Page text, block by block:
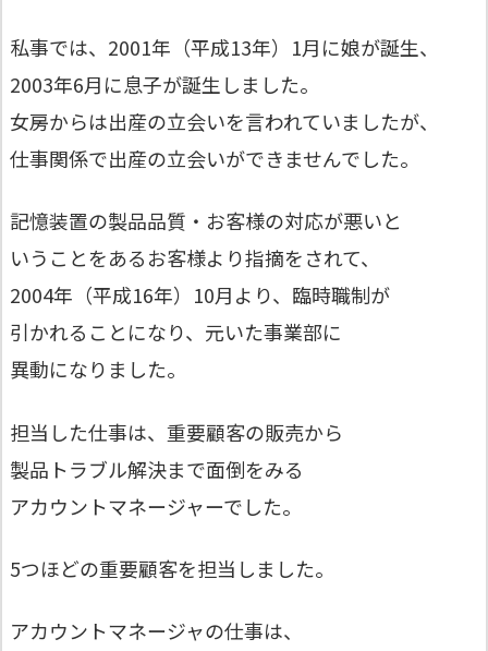
私事では、2001年（平成13年）1月に娘が誕生、
2003年6月に息子が誕生しました。
女房からは出産の立会いを言われていましたが、
仕事関係で出産の立会いができませんでした。
記憶装置の製品品質・お客様の対応が悪いと
いうことをあるお客様より指摘をされて、
2004年（平成16年）10月より、臨時職制が
引かれることになり、元いた事業部に
異動になりました。
担当した仕事は、重要顧客の販売から
製品トラブル解決まで面倒をみる
アカウントマネージャーでした。
5つほどの重要顧客を担当しました。
アカウントマネージャの仕事は、